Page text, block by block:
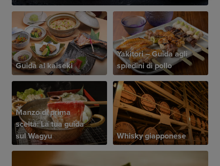
Guida al kaiseki
Yakitori – Guida agli
spiedini di pollo
Manzo di prima
scelta: La tua guida
sul Wagyu
Whisky giapponese